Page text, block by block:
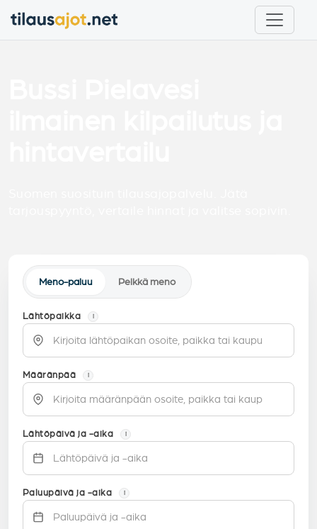
Meno-paluu Pelkkä meno
Lähtöpaikka i
Määränpää i
Lähtöpäivä ja -aika i
Paluupäivä ja -aika i